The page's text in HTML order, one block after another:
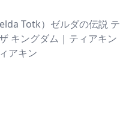
Totk）ゼルダの伝説 テ
キングダム | ティアキン
アキン